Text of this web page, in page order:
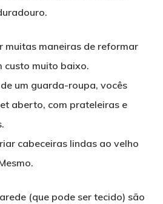
muitas maneiras de reformar
custo muito baixo.
um guarda-roupa, vocês
aberto, com prateleiras e
cabeceiras lindas ao velho
(que pode ser tecido) são